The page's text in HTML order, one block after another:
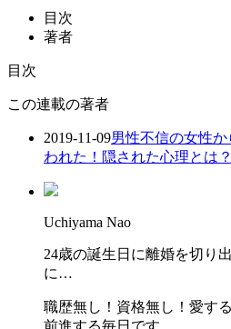
目次
著者
目次
この連載の著者
2019-11-09男性不信の女性
われた！隠された心理とは？
Uchiyama Nao
24歳の誕生日に離婚を切り
に…
職歴無し！資格無し！愛す
前進する毎日です。